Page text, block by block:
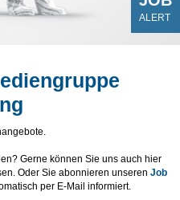
Gerne können Sie uns auch hier
Oder Sie abonnieren unseren Job
per E-Mail informiert.
ALERT